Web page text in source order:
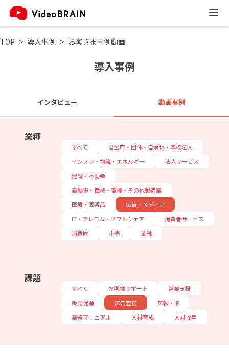
TOP 導入事例 お客さま事例動画
導入事例
インタビュー 動画事例
業種
すべて
官公庁・団体・自治体・学校法人
インフラ・物流・エネルギー
法人サービス
建設・不動産
自動車・機械・電機・その他製造業
医療・医薬品
広告・メディア
IT・テレコム・ソフトウェア
消費者サービス
消費財
小売 金融
課題
すべて お客様サポート
営業支援
販売促進
広告宣伝
広報・IR
業務マニュアル
人材育成 人材採用